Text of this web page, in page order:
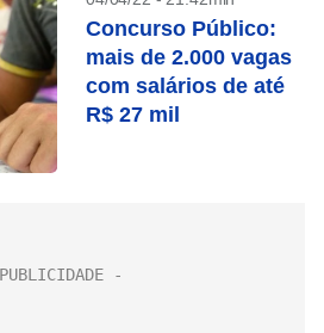
Concurso Público:
mais de 2.000 vagas
com salários de até
R$ 27 mil